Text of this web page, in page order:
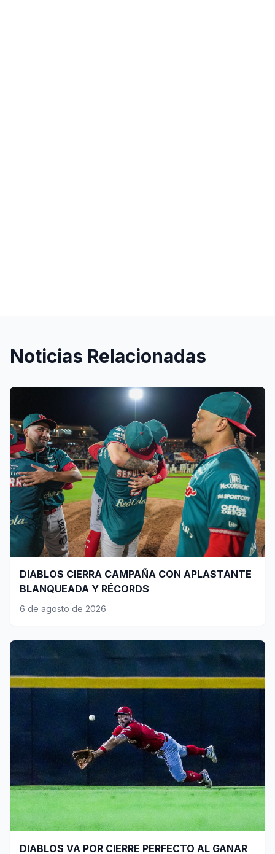
Noticias Relacionadas
DIABLOS CIERRA CAMPAÑA CON APLASTANTE
BLANQUEADA Y RÉCORDS
6 de agosto de 2026
DIABLOS VA POR CIERRE PERFECTO AL GANAR